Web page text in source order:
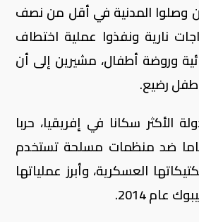
وصلوا المدنية في أقل من نصف
نارية ونفذوا عملية اختطاف
وروضة أطفال، مشيرين إلى أن
رضيع.
الأكثر سكانا في إفريقيا، حربا
منذ 17 عاما ضد منظمات مسلحة تستخدم
العسكرية، وأبرز عملياتها
عام 2014.